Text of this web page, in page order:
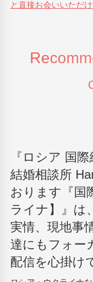
と直接お会いいただ
『ロシア 国
結婚相談所
おります『国
ライナ】』は
実情、現地事
達にもフォー
配信を心掛け